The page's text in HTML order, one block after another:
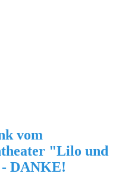
vom
"Lilo und
- DANKE!